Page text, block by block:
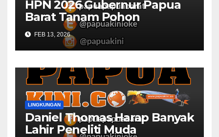
HPN 2026 Gubernur Papua
Barat Tanam Pohon
FEB 13, 2026
LINGKUNGAN
Daniel Thomas Harap Banyak
Lahir Peneliti Muda